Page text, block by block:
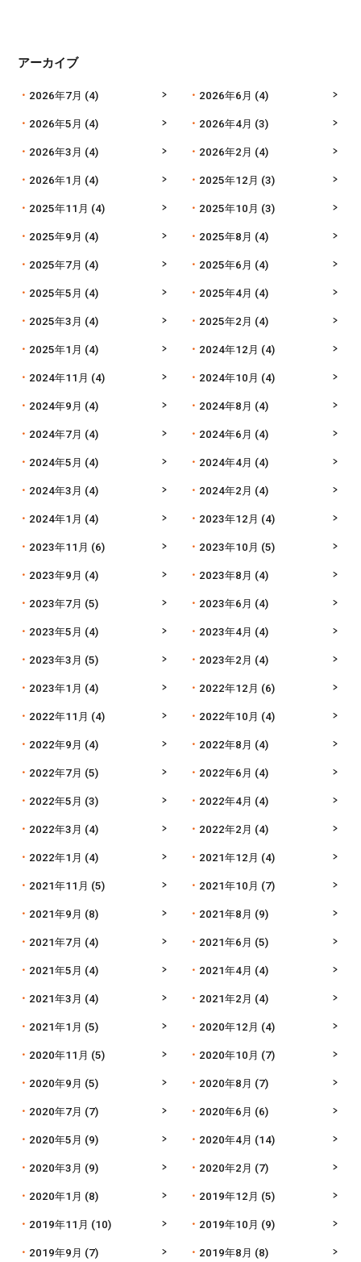
アーカイブ
2026年7月 (4) 2026年6月 (4)
2026年5月 (4) 2026年4月 (3)
2026年3月 (4) 2026年2月 (4)
2026年1月 (4) 2025年12月 (3)
2025年11月 (4) 2025年10月 (3)
2025年9月 (4) 2025年8月 (4)
2025年7月 (4) 2025年6月 (4)
2025年5月 (4) 2025年4月 (4)
2025年3月 (4) 2025年2月 (4)
2025年1月 (4) 2024年12月 (4)
2024年11月 (4) 2024年10月 (4)
2024年9月 (4) 2024年8月 (4)
2024年7月 (4) 2024年6月 (4)
2024年5月 (4) 2024年4月 (4)
2024年3月 (4) 2024年2月 (4)
2024年1月 (4) 2023年12月 (4)
2023年11月 (6) 2023年10月 (5)
2023年9月 (4) 2023年8月 (4)
2023年7月 (5) 2023年6月 (4)
2023年5月 (4) 2023年4月 (4)
2023年3月 (5) 2023年2月 (4)
2023年1月 (4) 2022年12月 (6)
2022年11月 (4) 2022年10月 (4)
2022年9月 (4) 2022年8月 (4)
2022年7月 (5) 2022年6月 (4)
2022年5月 (3) 2022年4月 (4)
2022年3月 (4) 2022年2月 (4)
2022年1月 (4) 2021年12月 (4)
2021年11月 (5) 2021年10月 (7)
2021年9月 (8) 2021年8月 (9)
2021年7月 (4) 2021年6月 (5)
2021年5月 (4) 2021年4月 (4)
2021年3月 (4) 2021年2月 (4)
2021年1月 (5) 2020年12月 (4)
2020年11月 (5) 2020年10月 (7)
2020年9月 (5) 2020年8月 (7)
2020年7月 (7) 2020年6月 (6)
2020年5月 (9) 2020年4月 (14)
2020年3月 (9) 2020年2月 (7)
2020年1月 (8) 2019年12月 (5)
2019年11月 (10) 2019年10月 (9)
2019年9月 (7) 2019年8月 (8)